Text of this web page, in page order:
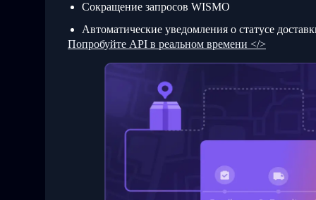
31
32
34
      }
}
Сокращение запросов WISMO
Автоматические уведомления о статусе
Попробуйте API в реальном времени </>